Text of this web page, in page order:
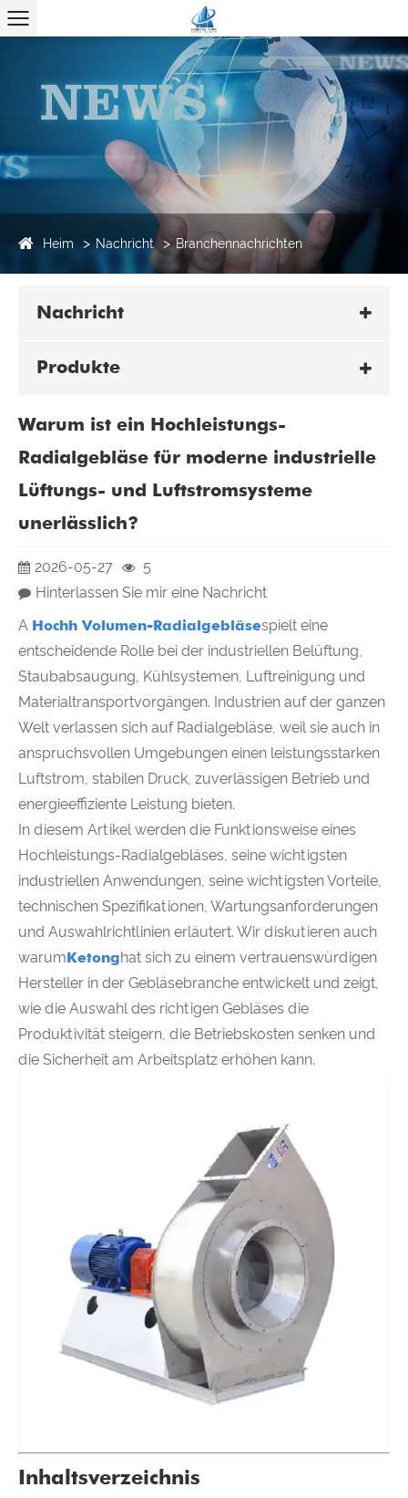
Heim Nachricht Branchennachrichten
Nachricht
Produkte
Warum ist ein Hochleistungs-
Radialgebläse für moderne industrielle
Lüftungs- und Luftstromsysteme
unerlässlich?
2026-05-27
5
Hinterlassen Sie mir eine Nachricht
A Hochh Volumen-Radialgebläsespielt eine
entscheidende Rolle bei der industriellen Belüftung,
Staubabsaugung, Kühlsystemen, Luftreinigung und
Materialtransportvorgängen. Industrien auf der ganzen
Welt verlassen sich auf Radialgebläse, weil sie auch in
anspruchsvollen Umgebungen einen leistungsstarken
Luftstrom, stabilen Druck, zuverlässigen Betrieb und
energieeffiziente Leistung bieten.
In diesem Artikel werden die Funktionsweise eines
Hochleistungs-Radialgebläses, seine wichtigsten
industriellen Anwendungen, seine wichtigsten Vorteile,
technischen Spezifikationen, Wartungsanforderungen
und Auswahlrichtlinien erläutert. Wir diskutieren auch
warumKetonghat sich zu einem vertrauenswürdigen
Hersteller in der Gebläsebranche entwickelt und zeigt,
wie die Auswahl des richtigen Gebläses die
Produktivität steigern, die Betriebskosten senken und
die Sicherheit am Arbeitsplatz erhöhen kann.
Inhaltsverzeichnis